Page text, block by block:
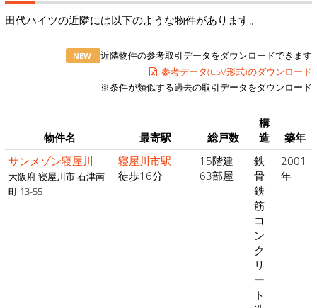
田代ハイツの近隣には以下のような物件があります。
NEW
近隣物件の参考取引データをダウンロードできます
参考データ(CSV形式)のダウンロード
※条件が類似する過去の取引データをダウンロード
物件名 最寄駅 総戸数
構
造
築年
サンメゾン寝屋川
大阪府 寝屋川市 石津南
町 13-55
寝屋川市駅
徒歩16分
15階建
63部屋
鉄
骨
鉄
筋
コ
ン
ク
リ
ー
ト
2001
年